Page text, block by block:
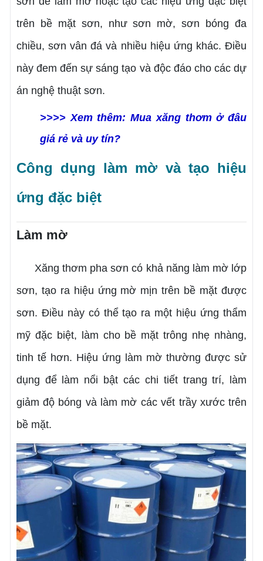
trên bề mặt sơn, như sơn mờ, sơn bóng đa
chiều, sơn vân đá và nhiều hiệu ứng khác. Điều
này đem đến sự sáng tạo và độc đáo cho các dự
án nghệ thuật sơn.
>>>> Xem thêm:Mua xăng thơm ở đâu
giá rẻ và uy tín?
Công dụng làm mờ và tạo hiệu
ứng đặc biệt
Làm mờ
Xăng thơm pha sơn có khả năng làm mờ lớp
sơn, tạo ra hiệu ứng mờ mịn trên bề mặt được
sơn. Điều này có thể tạo ra một hiệu ứng thẩm
mỹ đặc biệt, làm cho bề mặt trông nhẹ nhàng,
tinh tế hơn. Hiệu ứng làm mờ thường được sử
dụng để làm nổi bật các chi tiết trang trí, làm
giảm độ bóng và làm mờ các vết trầy xước trên
bề mặt.